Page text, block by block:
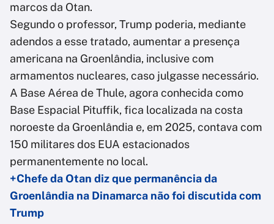
marcos da Otan.
Segundo o professor, Trump poderia, mediante
adendos a esse tratado, aumentar a presença
americana na Groenlândia, inclusive com
armamentos nucleares, caso julgasse necessário.
A Base Aérea de Thule, agora conhecida como
Base Espacial Pituffik, fica localizada na costa
noroeste da Groenlândia e, em 2025, contava com
150 militares dos EUA estacionados
permanentemente no local.
+Chefe da Otan diz que permanência da
Groenlândia na Dinamarca não foi discutida com
Trump